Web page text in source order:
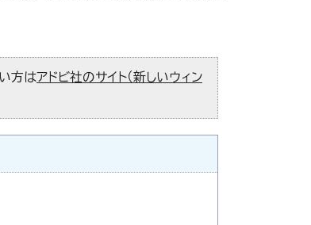
方はアドビ社のサイト（新しいウィン